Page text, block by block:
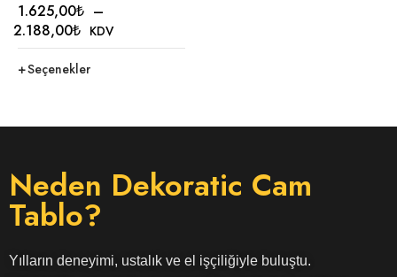
1.625,00₺ –
2.188,00₺ KDV
Seçenekler
Neden Dekoratic Cam
Tablo?
Yılların deneyimi, ustalık ve el işçiliğiyle buluştu.